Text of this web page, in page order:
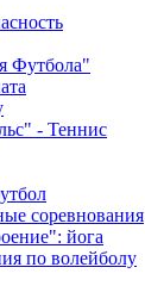
Футбола"
- Теннис
соревнования
йога
по волейболу